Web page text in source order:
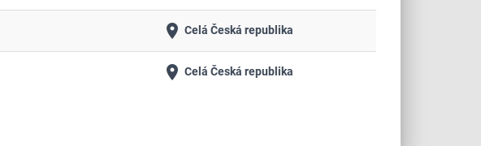
place Celá Česká republika
place Celá Česká republika